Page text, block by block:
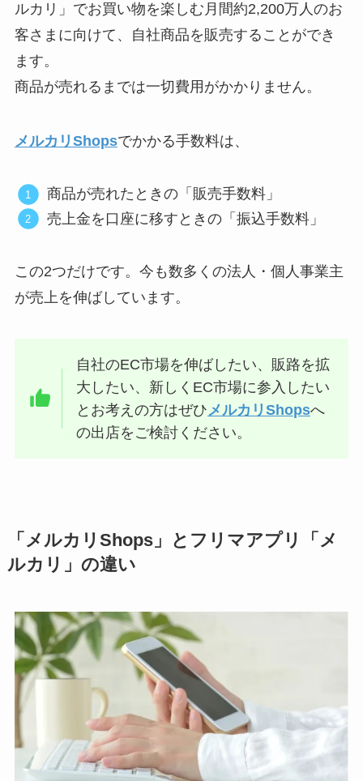
ルカリ」でお買い物を楽しむ月間約2,200万人のお
客さまに向けて、自社商品を販売することができ
ます。
商品が売れるまでは一切費用がかかりません。
メルカリShopsでかかる手数料は、
商品が売れたときの「販売手数料」
売上金を口座に移すときの「振込手数料」
この2つだけです。今も数多くの法人・個人事業主
が売上を伸ばしています。
自社のEC市場を伸ばしたい、販路を拡
大したい、新しくEC市場に参入したい
とお考えの方はぜひメルカリShopsへ
の出店をご検討ください。
「メルカリShops」とフリマアプリ「メ
ルカリ」の違い